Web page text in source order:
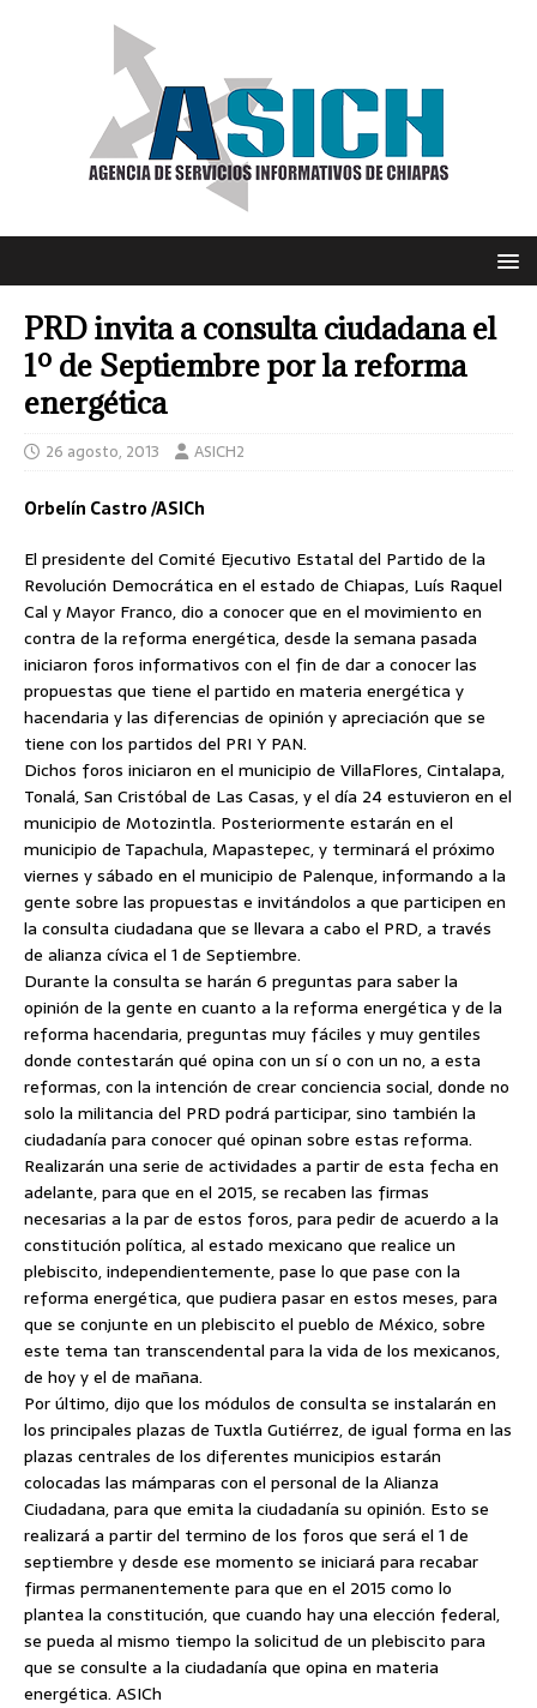
PRD invita a consulta ciudadana el
1º de Septiembre por la reforma
energética
26 agosto, 2013 ASICH2
Orbelín Castro /ASICh
El presidente del Comité Ejecutivo Estatal del Partido de la
Revolución Democrática en el estado de Chiapas, Luís Raquel
Cal y Mayor Franco, dio a conocer que en el movimiento en
contra de la reforma energética, desde la semana pasada
iniciaron foros informativos con el fin de dar a conocer las
propuestas que tiene el partido en materia energética y
hacendaria y las diferencias de opinión y apreciación que se
tiene con los partidos del PRI Y PAN.
Dichos foros iniciaron en el municipio de VillaFlores, Cintalapa,
Tonalá, San Cristóbal de Las Casas, y el día 24 estuvieron en el
municipio de Motozintla. Posteriormente estarán en el
municipio de Tapachula, Mapastepec, y terminará el próximo
viernes y sábado en el municipio de Palenque, informando a la
gente sobre las propuestas e invitándolos a que participen en
la consulta ciudadana que se llevara a cabo el PRD, a través
de alianza cívica el 1 de Septiembre.
Durante la consulta se harán 6 preguntas para saber la
opinión de la gente en cuanto a la reforma energética y de la
reforma hacendaria, preguntas muy fáciles y muy gentiles
donde contestarán qué opina con un sí o con un no, a esta
reformas, con la intención de crear conciencia social, donde no
solo la militancia del PRD podrá participar, sino también la
ciudadanía para conocer qué opinan sobre estas reforma.
Realizarán una serie de actividades a partir de esta fecha en
adelante, para que en el 2015, se recaben las firmas
necesarias a la par de estos foros, para pedir de acuerdo a la
constitución política, al estado mexicano que realice un
plebiscito, independientemente, pase lo que pase con la
reforma energética, que pudiera pasar en estos meses, para
que se conjunte en un plebiscito el pueblo de México, sobre
este tema tan transcendental para la vida de los mexicanos,
de hoy y el de mañana.
Por último, dijo que los módulos de consulta se instalarán en
los principales plazas de Tuxtla Gutiérrez, de igual forma en las
plazas centrales de los diferentes municipios estarán
colocadas las mámparas con el personal de la Alianza
Ciudadana, para que emita la ciudadanía su opinión. Esto se
realizará a partir del termino de los foros que será el 1 de
septiembre y desde ese momento se iniciará para recabar
firmas permanentemente para que en el 2015 como lo
plantea la constitución, que cuando hay una elección federal,
se pueda al mismo tiempo la solicitud de un plebiscito para
que se consulte a la ciudadanía que opina en materia
energética. ASICh